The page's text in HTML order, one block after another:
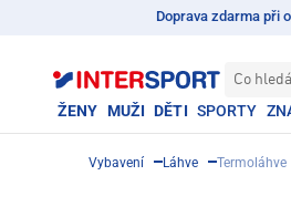
Doprava zdarma při
Co
ŽENY MUŽI DĚTI SPORTY
Vybavení Láhve Termoláhve